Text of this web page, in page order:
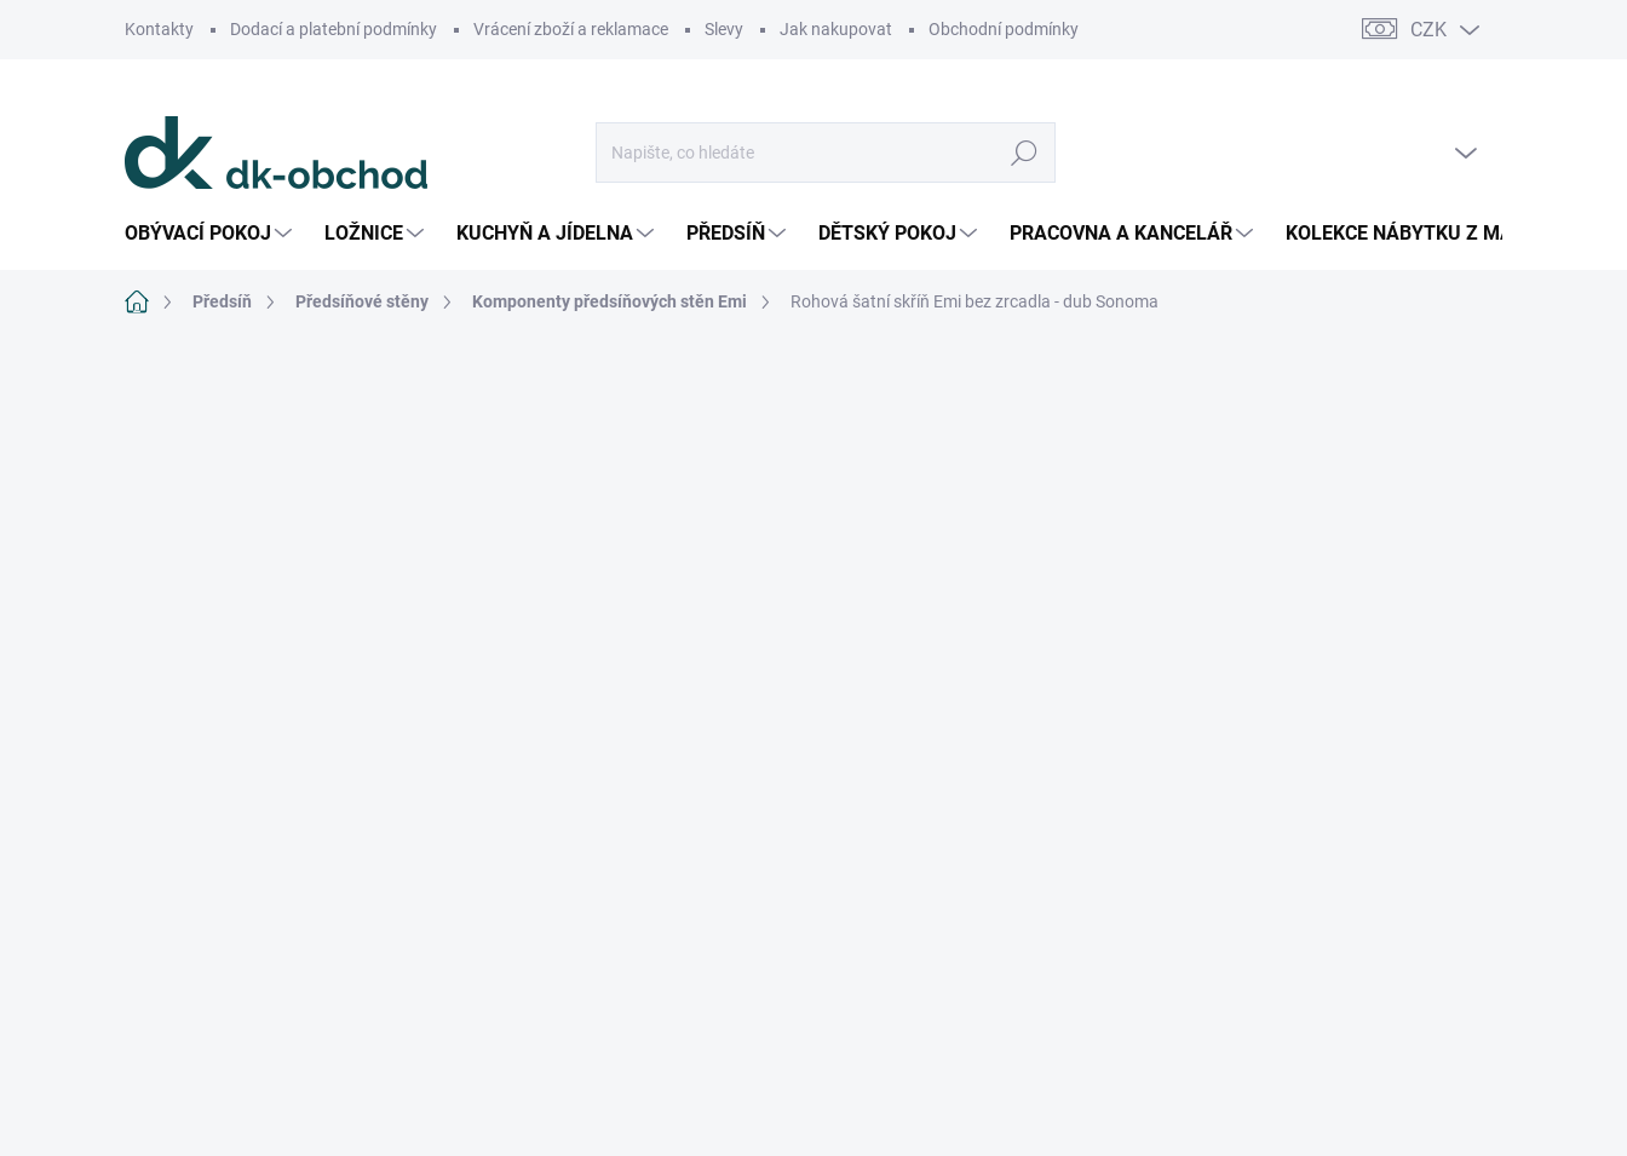
Kontakty Dodací a platební podmínky Vrácení zboží a reklamace Slevy Jak nakupovat Obchodní podmínky Podmínky ochrany osobních údajů Pojištění zásilky
CZK
Hledat
OBÝVACÍ POKOJ LOŽNICE KUCHYŇ A JÍDELNA PŘEDSÍŇ DĚTSKÝ POKOJ PRACOVNA A KANCELÁŘ KOLEKCE NÁBYTKU Z MASIVU
Domů Předsíň Předsíňové stěny Komponenty předsíňových stěn Emi Rohová šatní skříň Emi bez zrcadla - dub Sonoma